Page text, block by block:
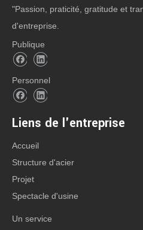
"Passion, praticité, gratitude et
d'entreprise.
Publique
Personnel
Liens de l'entreprise
Accueil
Structure d'acier
Projet
Spectacle d'usine
Un service